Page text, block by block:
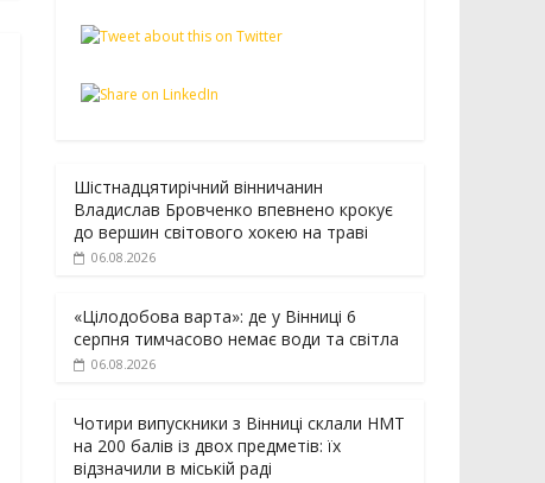
Шістнадцятирічний вінничанин
Владислав Бровченко впевнено крокує
до вершин світового хокею на траві
06.08.2026
«Цілодобова варта»: де у Вінниці 6
серпня тимчасово немає води та світла
06.08.2026
Чотири випускники з Вінниці склали НМТ
на 200 балів із двох предметів: їх
відзначили в міській раді